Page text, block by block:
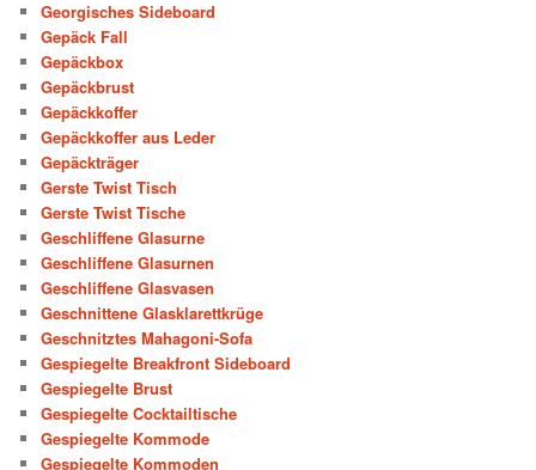
Georgisches Sideboard
Gepäck Fall
Gepäckbox
Gepäckbrust
Gepäckkoffer
Gepäckkoffer aus Leder
Gepäckträger
Gerste Twist Tisch
Gerste Twist Tische
Geschliffene Glasurne
Geschliffene Glasurnen
Geschliffene Glasvasen
Geschnittene Glasklarettkrüge
Geschnitztes Mahagoni-Sofa
Gespiegelte Breakfront Sideboard
Gespiegelte Brust
Gespiegelte Cocktailtische
Gespiegelte Kommode
Gespiegelte Kommoden